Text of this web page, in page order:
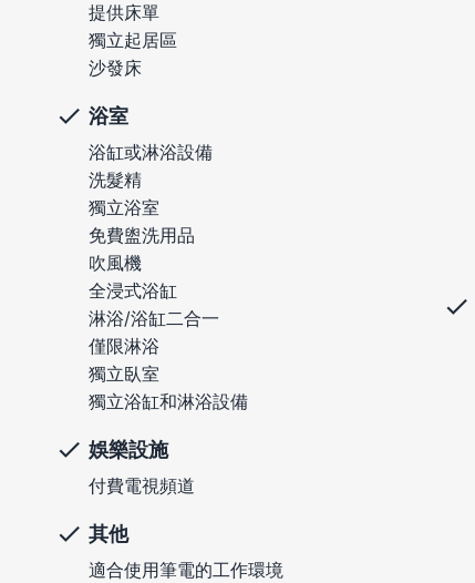
提供床單
獨立起居區
沙發床
浴室
浴缸或淋浴設備
洗髮精
獨立浴室
免費盥洗用品
吹風機
全浸式浴缸
淋浴/浴缸二合一
僅限淋浴
獨立臥室
獨立浴缸和淋浴設備
娛樂設施
付費電視頻道
其他
適合使用筆電的工作環境